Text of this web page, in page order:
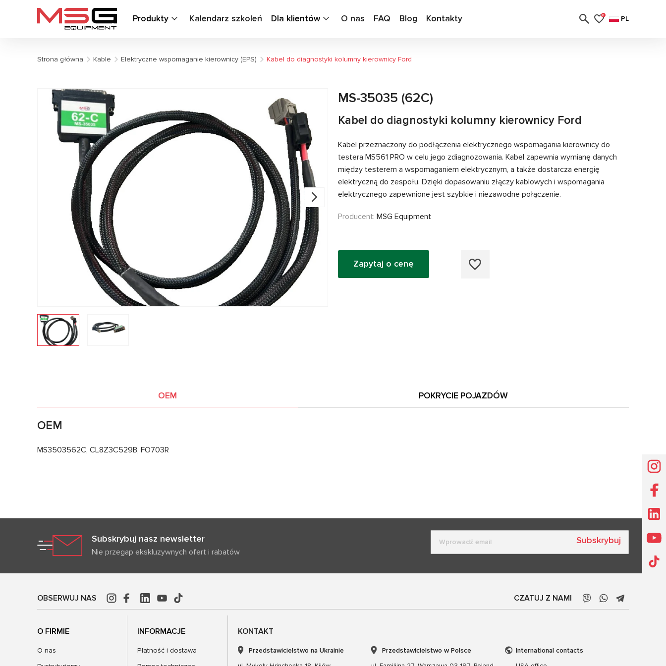
Produkty Kalendarz szkoleń Dla klientów O nas FAQ Blog Kontakty 0 PL
Strona główna Kable Elektryczne wspomaganie kierownicy (EPS) Kabel do diagnostyki kolumny kierownicy Ford
MS-35035 (62C)
Kabel do diagnostyki kolumny kierownicy Ford
Kabel przeznaczony do podłączenia elektrycznego wspomagania kierownicy do
testera MS561 PRO w celu jego zdiagnozowania. Kabel zapewnia wymianę danych
między testerem a wspomaganiem elektrycznym, a także dostarcza energię
elektryczną do zespołu. Dzięki dopasowaniu złączy kablowych i wspomagania
elektrycznego zapewnione jest szybkie i niezawodne połączenie.
Producent: MSG Equipment
Zapytaj o cenę
OEM POKRYCIE POJAZDÓW
OEM
MS3503562C, CL8Z3C529B, FO703R
Subskrybuj nasz newsletter
Nie przegap ekskluzywnych ofert i rabatów
Subskrybuj
OBSERWUJ NAS CZATUJ Z NAMI
O FIRMIE
O nas
INFORMACJE
Płatność i dostawa
KONTAKT
Przedstawicielstwo na Ukrainie
Przedstawicielstwo w Polsce
International contacts